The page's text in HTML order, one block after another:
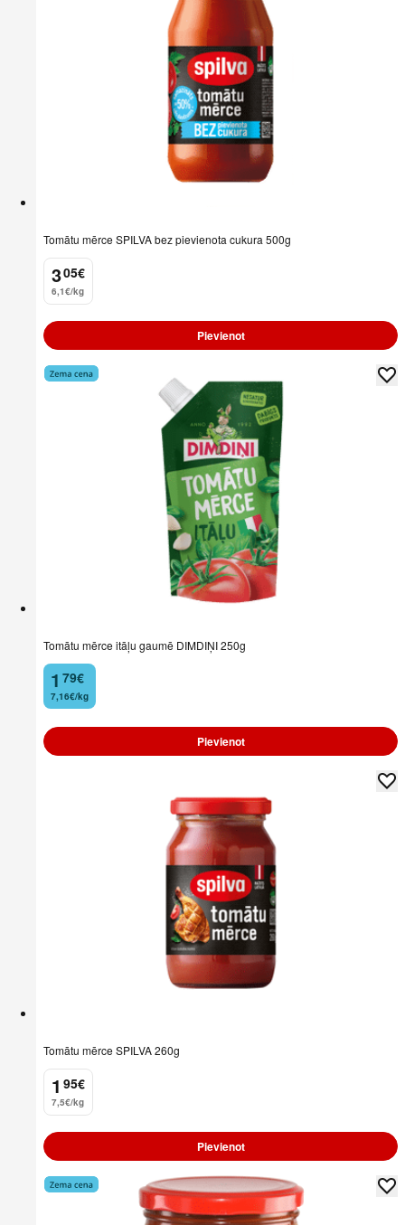
Tomātu mērce SPILVA bez pievienota cukura 500g
3
. 05€
6,1€/kg
Pievienot
Tomātu mērce itāļu gaumē DIMDIŅI 250g
1
. 79€
7,16€/kg
Pievienot
Tomātu mērce SPILVA 260g
1
. 95€
7,5€/kg
Pievienot